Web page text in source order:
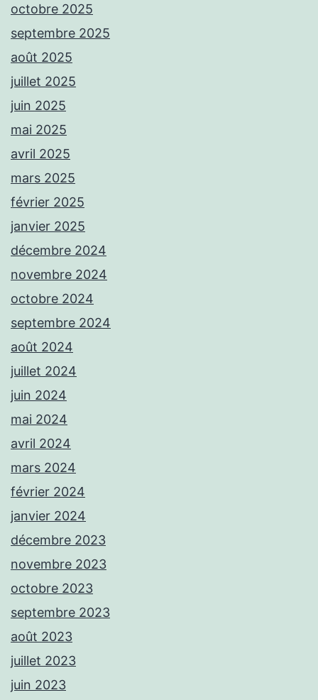
octobre 2025
septembre 2025
août 2025
juillet 2025
juin 2025
mai 2025
avril 2025
mars 2025
février 2025
janvier 2025
décembre 2024
novembre 2024
octobre 2024
septembre 2024
août 2024
juillet 2024
juin 2024
mai 2024
avril 2024
mars 2024
février 2024
janvier 2024
décembre 2023
novembre 2023
octobre 2023
septembre 2023
août 2023
juillet 2023
juin 2023